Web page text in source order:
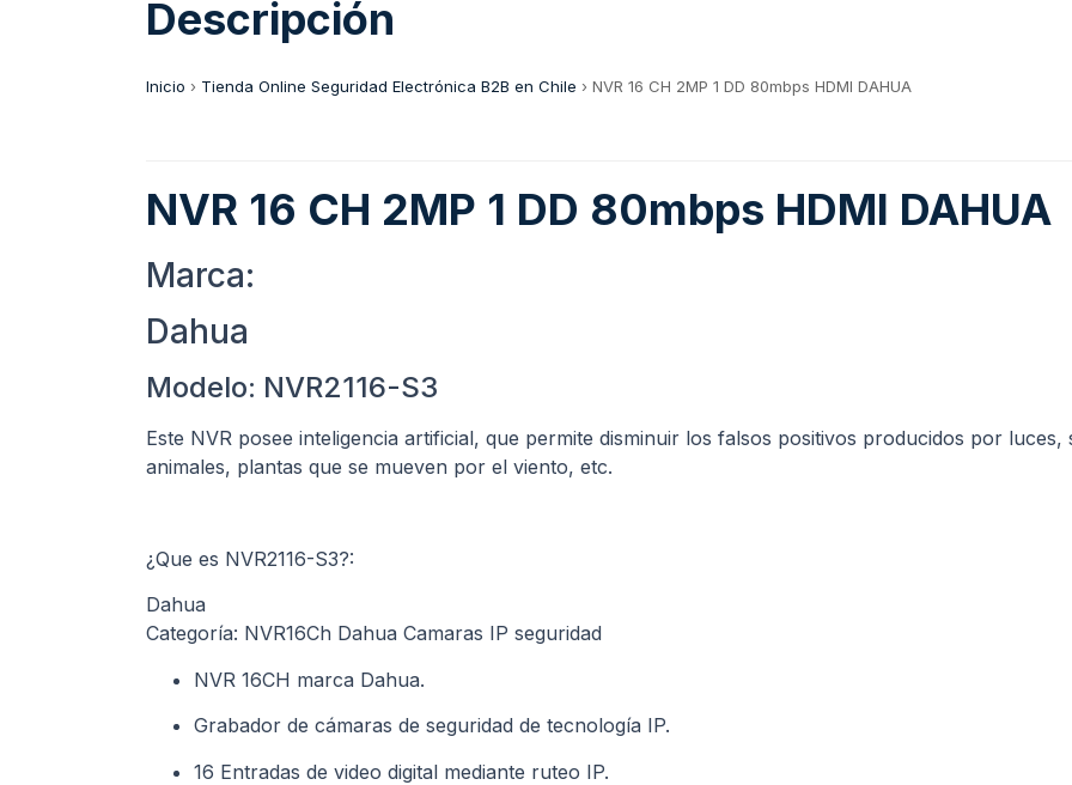
Descripción
Inicio › Tienda Online Seguridad Electrónica B2B en Chile › NVR 16 CH 2MP 1 DD 80mbps HDMI DAHUA
NVR 16 CH 2MP 1 DD 80mbps HDMI DAHUA
Marca:
Dahua
Modelo: NVR2116-S3
Este NVR posee inteligencia artificial, que permite disminuir los falsos positivos producidos por
animales, plantas que se mueven por el viento, etc.
¿Que es NVR2116-S3?:
Dahua
Categoría: NVR16Ch Dahua Camaras IP seguridad
NVR 16CH marca Dahua.
Grabador de cámaras de seguridad de tecnología IP.
16 Entradas de video digital mediante ruteo IP.